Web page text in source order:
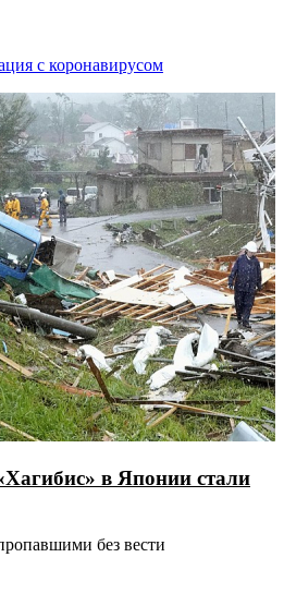
с коронавирусом
в Японии стали
без вести